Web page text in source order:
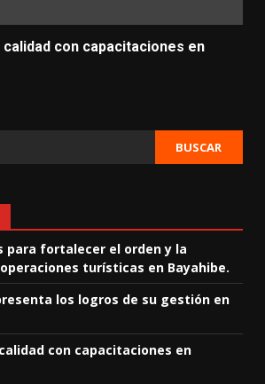
calidad con capacitaciones en
BUSCAR
para fortalecer el orden y la
turísticas en Bayahibe.
los logros de su gestión en
con capacitaciones en